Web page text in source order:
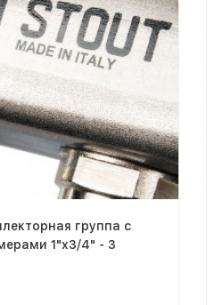
группа с
1"x3/4" - 3